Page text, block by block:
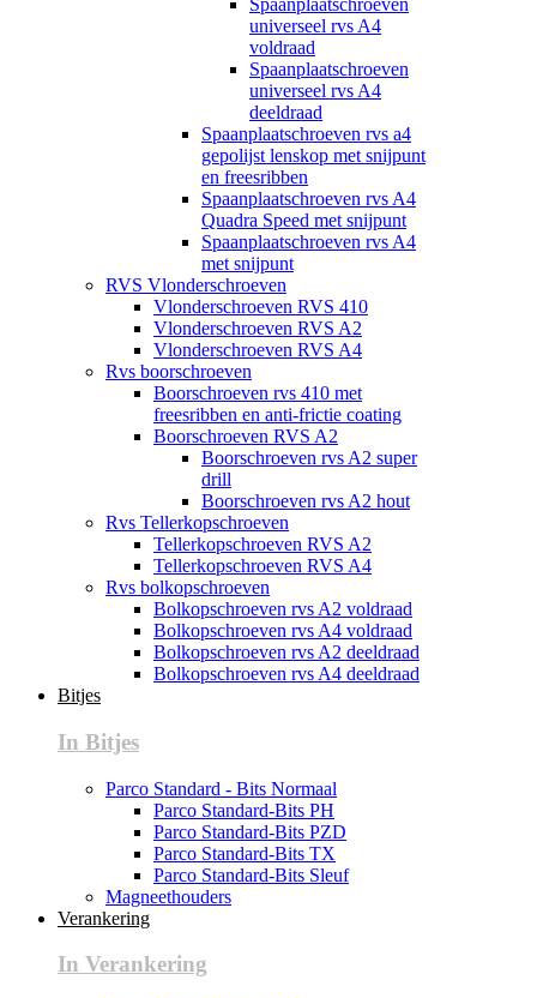
Spaanplaatschroeven
universeel rvs A4
voldraad
Spaanplaatschroeven
universeel rvs A4
deeldraad
Spaanplaatschroeven rvs a4
gepolijst lenskop met snijpunt
en freesribben
Spaanplaatschroeven rvs A4
Quadra Speed met snijpunt
Spaanplaatschroeven rvs A4
met snijpunt
RVS Vlonderschroeven
Vlonderschroeven RVS 410
Vlonderschroeven RVS A2
Vlonderschroeven RVS A4
Rvs boorschroeven
Boorschroeven rvs 410 met
freesribben en anti-frictie coating
Boorschroeven RVS A2
Boorschroeven rvs A2 super
drill
Boorschroeven rvs A2 hout
Rvs Tellerkopschroeven
Tellerkopschroeven RVS A2
Tellerkopschroeven RVS A4
Rvs bolkopschroeven
Bolkopschroeven rvs A2 voldraad
Bolkopschroeven rvs A4 voldraad
Bolkopschroeven rvs A2 deeldraad
Bolkopschroeven rvs A4 deeldraad
Bitjes
In Bitjes
Parco Standard - Bits Normaal
Parco Standard-Bits PH
Parco Standard-Bits PZD
Parco Standard-Bits TX
Parco Standard-Bits Sleuf
Magneethouders
Verankering
In Verankering